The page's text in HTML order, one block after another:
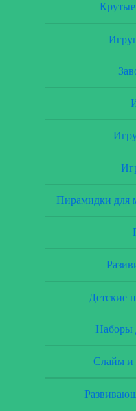
Пирамидки для
Детские
Наборы
Слайм и